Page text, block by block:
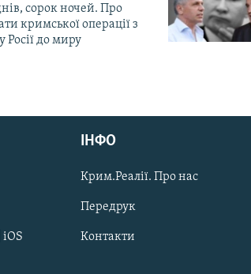
сорок ночей. Про
кримської операції з
Росії до миру
ІНФО
Крим.Реалії. Про нас
Передрук
Контакти